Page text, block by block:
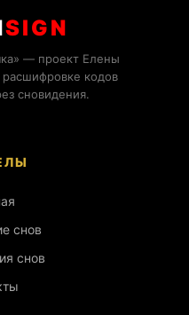
SIGN
— проект Елены
кодов
сновидения.
снов
снов